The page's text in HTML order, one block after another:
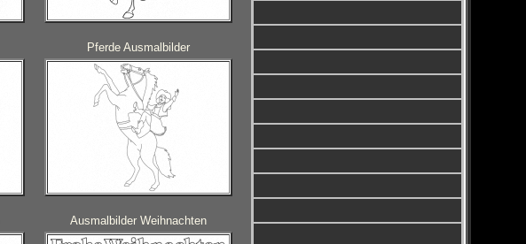
Pferde Ausmalbilder
Ausmalbilder Weihnachten